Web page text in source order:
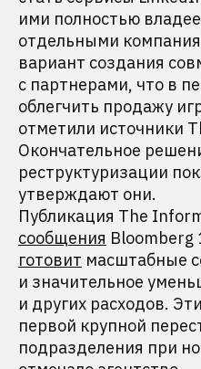
ими полностью
отдельными
вариант создания
с партнерами, что в
облегчить продажу
отметили источники
Окончательное
реструктуризации
утверждают они.
Публикация The
сообщения Bloomberg
готовит масштабные
и значительное
и других расходов.
первой крупной
подразделения при